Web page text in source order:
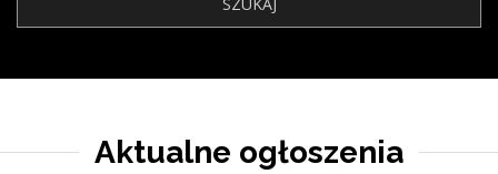
Aktualne ogłoszenia